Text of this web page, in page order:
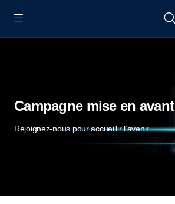
Campagne mise en avant
Rejoignez-nous pour accueillir l’avenir